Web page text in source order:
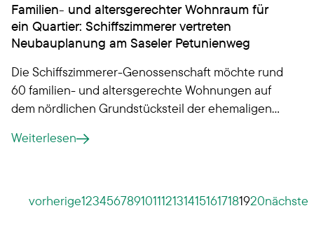
Familien- und altersgerechter Wohnraum für
ein Quartier: Schiffszimmerer vertreten
Neubauplanung am Saseler Petunienweg
Die Schiffszimmerer-Genossenschaft möchte rund
60 familien- und altersgerechte Wohnungen auf
dem nördlichen Grundstücksteil der ehemaligen
im Westen direkt an Teile der
auf Höhe der Sportanlage. Die bisherige
Weiterlesen
vorherige1234567891011121314151617181920nächste